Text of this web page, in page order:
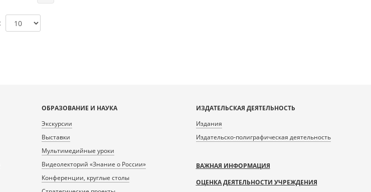
ОБРАЗОВАНИЕ И НАУКА
Экскурсии
Выставки
Мультимедийные уроки
Видеолекторий «Знание о России»
Конференции, круглые столы
ИЗДАТЕЛЬСКАЯ ДЕЯТЕЛЬНОСТЬ
Издания
Издательско-полиграфическая деятельность
ВАЖНАЯ ИНФОРМАЦИЯ
ОЦЕНКА ДЕЯТЕЛЬНОСТИ УЧРЕЖДЕНИЯ